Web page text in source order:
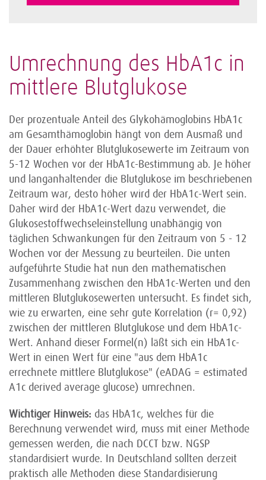
Umrechnung des HbA1c in
mittlere Blutglukose
Der prozentuale Anteil des Glykohämoglobins HbA1c
am Gesamthämoglobin hängt von dem Ausmaß und
der Dauer erhöhter Blutglukosewerte im Zeitraum von
5-12 Wochen vor der HbA1c-Bestimmung ab. Je höher
und langanhaltender die Blutglukose im beschriebenen
Zeitraum war, desto höher wird der HbA1c-Wert sein.
Daher wird der HbA1c-Wert dazu verwendet, die
Glukosestoffwechseleinstellung unabhängig von
täglichen Schwankungen für den Zeitraum von 5 - 12
Wochen vor der Messung zu beurteilen. Die unten
aufgeführte Studie hat nun den mathematischen
Zusammenhang zwischen den HbA1c-Werten und den
mittleren Blutglukosewerten untersucht. Es findet sich,
wie zu erwarten, eine sehr gute Korrelation (r= 0,92)
zwischen der mittleren Blutglukose und dem HbA1c-
Wert. Anhand dieser Formel(n) läßt sich ein HbA1c-
Wert in einen Wert für eine "aus dem HbA1c
errechnete mittlere Blutglukose" (eADAG = estimated
A1c derived average glucose) umrechnen.
Wichtiger Hinweis: das HbA1c, welches für die
Berechnung verwendet wird, muss mit einer Methode
gemessen werden, die nach DCCT bzw. NGSP
standardisiert wurde. In Deutschland sollten derzeit
praktisch alle Methoden diese Standardisierung